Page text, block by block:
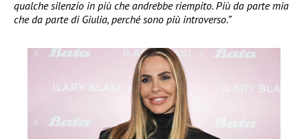
qualche silenzio in più che andrebbe riempito. Più da parte mia
che da parte di Giulia, perché sono più introverso.”